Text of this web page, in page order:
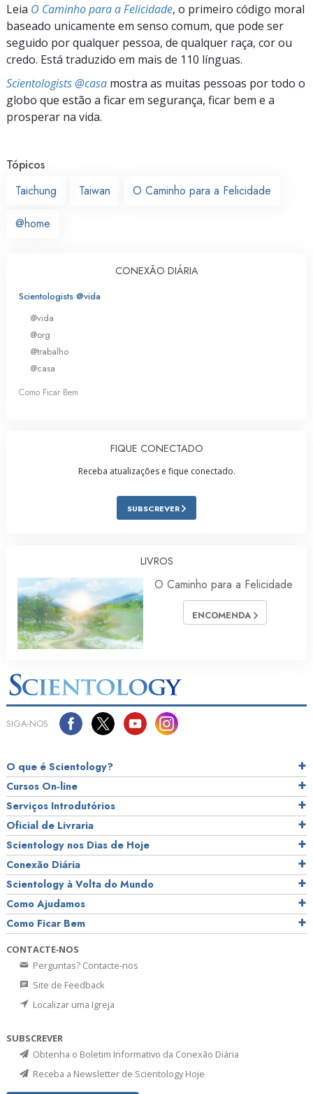
Leia O Caminho para a Felicidade, o primeiro código moral
baseado unicamente em senso comum, que pode ser
seguido por qualquer pessoa, de qualquer raça, cor ou
credo. Está traduzido em mais de 110 línguas.
Scientologists @casa mostra as muitas pessoas por todo o
globo que estão a ficar em segurança, ficar bem e a
prosperar na vida.
Tópicos
Taichung
Taiwan O Caminho para a Felicidade
@home
CONEXÃO DIÁRIA
Scientologists @vida
@vida
@org
@trabalho
@casa
Como Ficar Bem
FIQUE CONECTADO
Receba atualizações e fique conectado.
SUBSCREVER
LIVROS
O Caminho para a Felicidade
ENCOMENDA
SIGA‑NOS
O que é Scientology?
Cursos On‑line
Serviços Introdutórios
Oficial de Livraria
Scientology nos Dias de Hoje
Conexão Diária
Scientology à Volta do Mundo
Como Ajudamos
Como Ficar Bem
CONTACTE‑NOS
Perguntas? Contacte‑nos
Site de Feedback
Localizar uma Igreja
SUBSCREVER
Obtenha o Boletim Informativo da Conexão Diária
Receba a Newsletter de Scientology Hoje